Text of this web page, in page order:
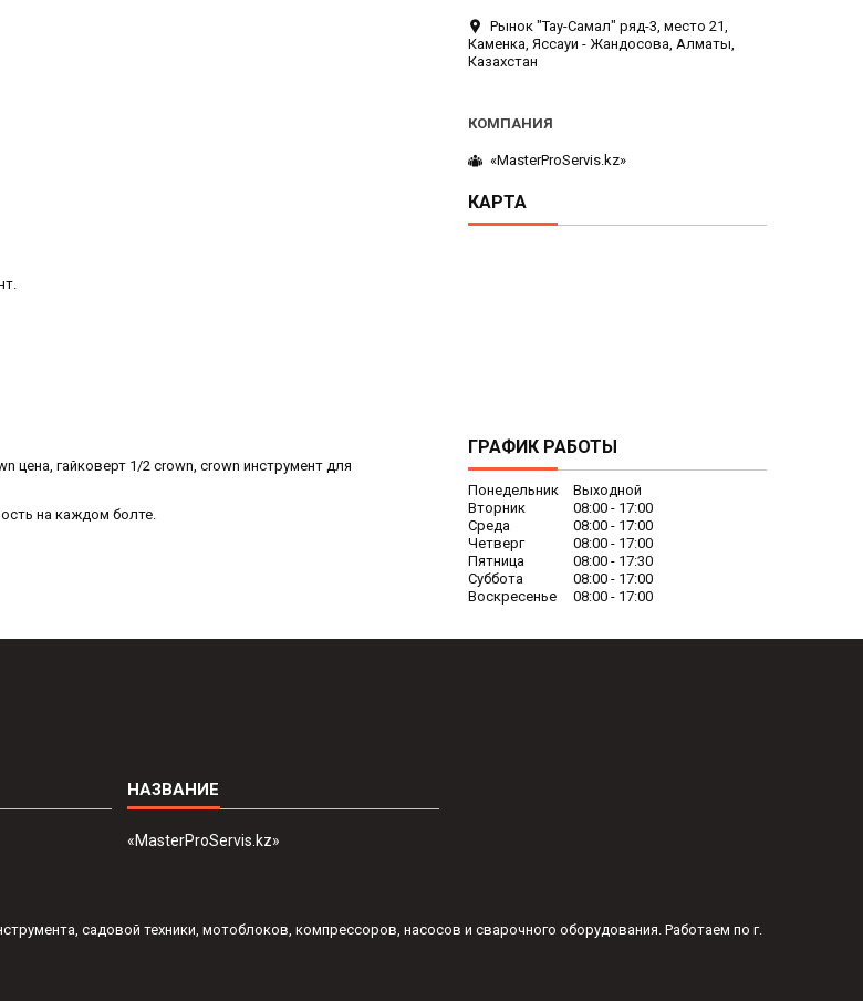
цена, гайковерт 1/2 crown, crown инструмент для
на каждом болте.
Рынок "Тау-Самал" ряд-3, место 21,
Каменка, Яссауи - Жандосова, Алматы,
Казахстан
«MasterProServis.kz»
КАРТА
ГРАФИК РАБОТЫ
Понедельник
Выходной
Вторник
08:00
17:00
Среда
08:00
17:00
Четверг
08:00
17:00
Пятница
08:00
17:30
Суббота
08:00
17:00
Воскресенье
08:00 17:00
«MasterProServis.kz»
садовой техники, мотоблоков, компрессоров, насосов и сварочного оборудования. Работаем по г.